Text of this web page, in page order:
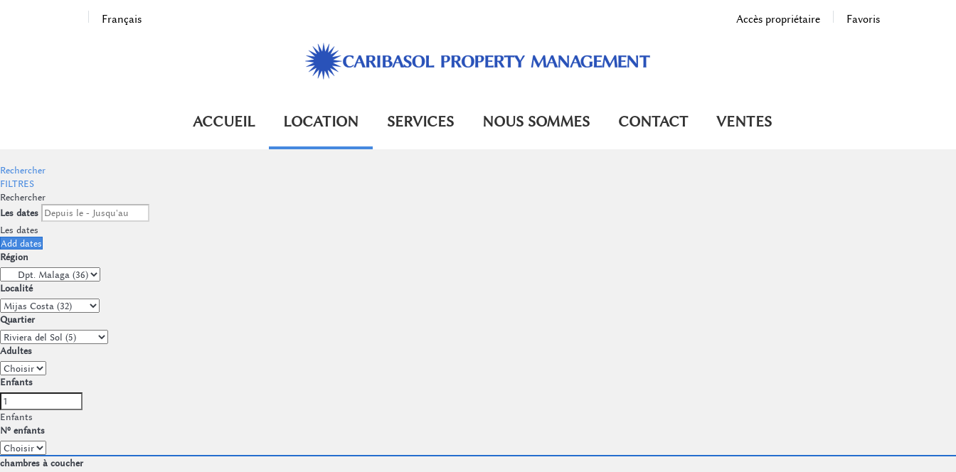
Français Favoris
Accès propriétaire
ACCUEIL LOCATION SERVICES NOUS SOMMES CONTACT VENTES
Rechercher
FILTRES
Rechercher
Les dates
Les dates
Add dates
Région
Localité
Quartier
Adultes
Enfants
Enfants
Nº enfants
chambres à coucher